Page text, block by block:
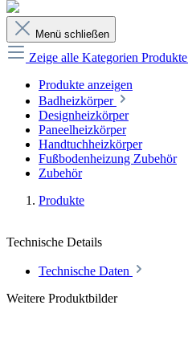
Menü schließen
Zeige alle Kategorien Produkte
Produkte anzeigen
Badheizkörper
Designheizkörper
Paneelheizkörper
Handtuchheizkörper
Fußbodenheizung Zubehör
Zubehör
Produkte
Technische Details
Technische Daten
Weitere Produktbilder